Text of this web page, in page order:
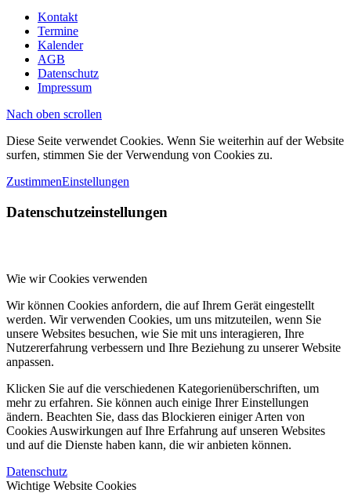
Kontakt
Termine
Kalender
AGB
Datenschutz
Impressum
Nach oben scrollen
Diese Seite verwendet Cookies. Wenn Sie weiterhin auf der Website
surfen, stimmen Sie der Verwendung von Cookies zu.
ZustimmenEinstellungen
Datenschutzeinstellungen
Wie wir Cookies verwenden
Wir können Cookies anfordern, die auf Ihrem Gerät eingestellt
werden. Wir verwenden Cookies, um uns mitzuteilen, wenn Sie
unsere Websites besuchen, wie Sie mit uns interagieren, Ihre
Nutzererfahrung verbessern und Ihre Beziehung zu unserer Website
anpassen.
Klicken Sie auf die verschiedenen Kategorienüberschriften, um
mehr zu erfahren. Sie können auch einige Ihrer Einstellungen
ändern. Beachten Sie, dass das Blockieren einiger Arten von
Cookies Auswirkungen auf Ihre Erfahrung auf unseren Websites
und auf die Dienste haben kann, die wir anbieten können.
Datenschutz
Wichtige Website Cookies